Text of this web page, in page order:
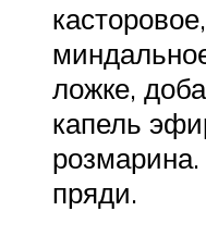
ложке,
капель
пряди.